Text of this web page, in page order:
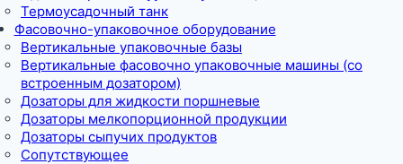
Термоусадочный танк
Фасовочно-упаковочное оборудование
Вертикальные упаковочные базы
Вертикальные фасовочно упаковочные машины (со
встроенным дозатором)
Дозаторы для жидкости поршневые
Дозаторы мелкопорционной продукции
Дозаторы сыпучих продуктов
Сопутствующее